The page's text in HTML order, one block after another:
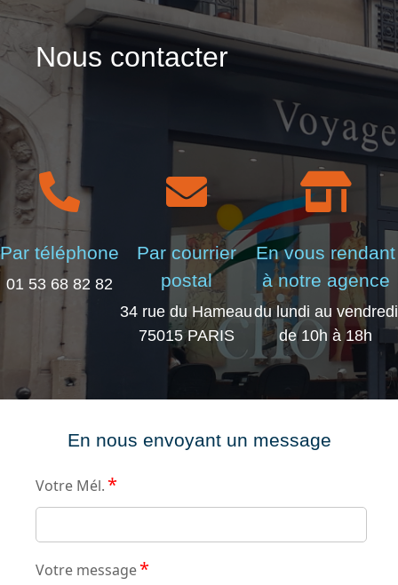
Nous contacter
Par téléphone
01 53 68 82 82
Par courrier
postal
34 rue du Hameau
75015 PARIS
En vous rendant
à notre agence
du lundi au vendredi
de 10h à 18h
En nous envoyant un message
Votre Mél. *
Votre message*